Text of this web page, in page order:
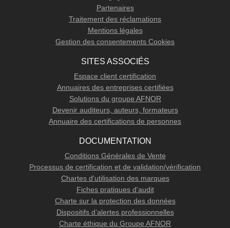
Partenaires
Traitement des réclamations
Mentions légales
Gestion des consentements Cookies
SITES ASSOCIÉS
Espace client certification
Annuaires des entreprises certifiées
Solutions du groupe AFNOR
Devenir auditeurs, auteurs, formateurs
Annuaire des certifications de personnes
DOCUMENTATION
Conditions Générales de Vente
Processus de certification et de validation/vérification
Chartes d'utilisation des marques
Fiches pratiques d'audit
Charte sur la protection des données
Dispositifs d’alertes professionnelles
Charte éthique du Groupe AFNOR